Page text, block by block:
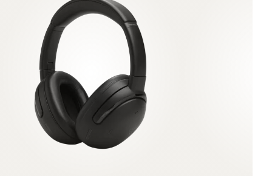
INSPIRATIE
MERKEN
NIEUW
AANBIEDINGEN